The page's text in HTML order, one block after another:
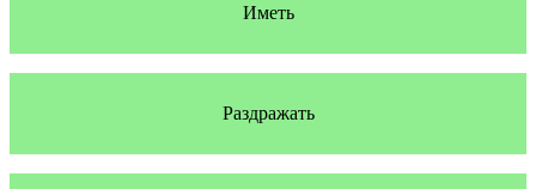
Иметь
Раздражать